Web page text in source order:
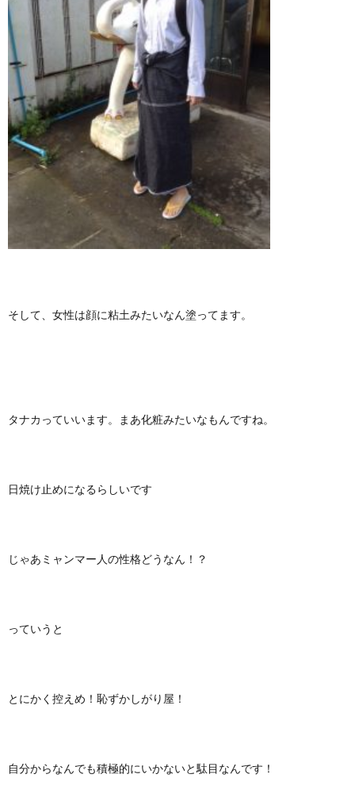
そして、女性は顔に粘土みたいなん塗ってます。
タナカっていいます。まあ化粧みたいなもんですね。
日焼け止めになるらしいです
じゃあミャンマー人の性格どうなん！？
っていうと
とにかく控えめ！恥ずかしがり屋！
自分からなんでも積極的にいかないと駄目なんです！